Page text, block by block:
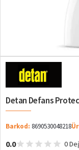
Detan Defans
Barkod: 8690530048218
0.0 0